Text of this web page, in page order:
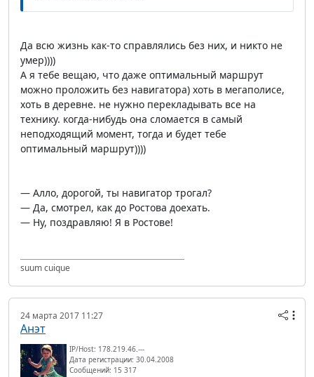
Да всю жизнь как-то справлялись без них, и никто не
умер))))
А я тебе вещаю, что даже оптимальный маршрут
можно проложить без навигатора) хоть в мегаполисе,
хоть в деревне. не нужно перекладывать все на
технику. когда-нибудь она сломается в самый
неподходящий момент, тогда и будет тебе
оптимальный маршрут))))
— Алло, дорогой, ты навигатор трогал?
— Да, смотрел, как до Ростова доехать.
— Ну, поздравляю! Я в Ростове!
suum cuique
24 марта 2017 11:27
Анэт
IP/Host: 178.219.46.---
Дата регистрации: 30.04.2008
Сообщений: 15 317